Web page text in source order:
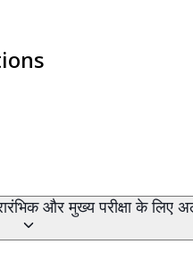
और मुख्य परीक्षा के लिए